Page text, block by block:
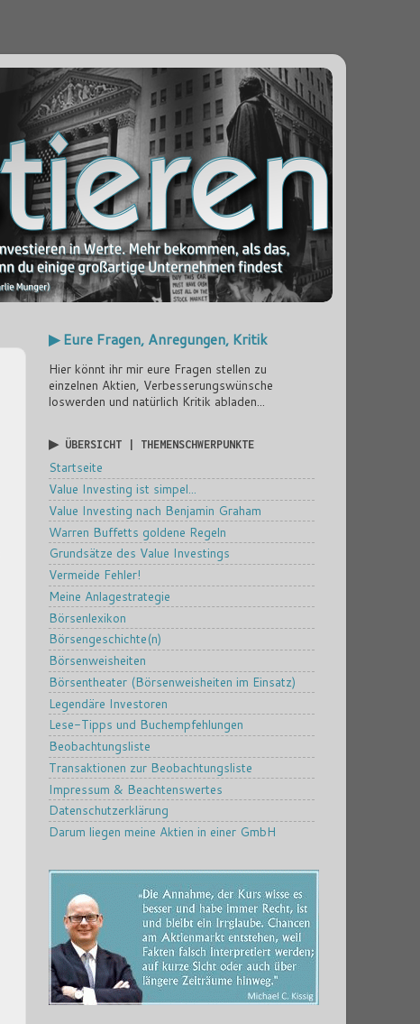
▶ Eure Fragen, Anregungen, Kritik
Hier könnt ihr mir eure Fragen stellen zu
einzelnen Aktien, Verbesserungswünsche
loswerden und natürlich Kritik abladen...
▶ ÜBERSICHT | THEMENSCHWERPUNKTE
Startseite
Value Investing ist simpel...
Value Investing nach Benjamin Graham
Warren Buffetts goldene Regeln
Grundsätze des Value Investings
Vermeide Fehler!
Meine Anlagestrategie
Börsenlexikon
Börsengeschichte(n)
Börsenweisheiten
Börsentheater (Börsenweisheiten im Einsatz)
Legendäre Investoren
Lese-Tipps und Buchempfehlungen
Beobachtungsliste
Transaktionen zur Beobachtungsliste
Impressum & Beachtenswertes
Datenschutzerklärung
Darum liegen meine Aktien in einer GmbH